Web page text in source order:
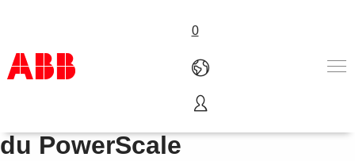
0
Products & Solutions
Industries
Caractéristiques principales
du PowerScale